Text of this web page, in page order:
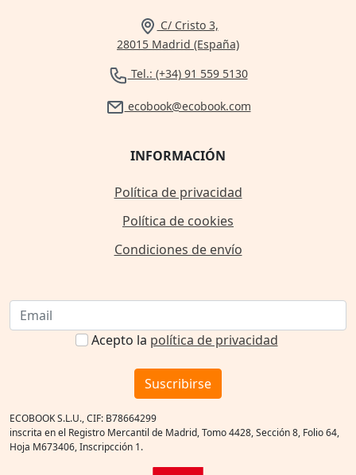
C/ Cristo 3,
28015 Madrid (España)
Tel.: (+34) 91 559 5130
ecobook@ecobook.com
INFORMACIÓN
Política de privacidad
Política de cookies
Condiciones de envío
Acepto la política de privacidad
Suscribirse
ECOBOOK S.L.U., CIF: B78664299
inscrita en el Registro Mercantil de Madrid, Tomo 4428, Sección 8, Folio 64,
Hoja M673406, Inscripcción 1.